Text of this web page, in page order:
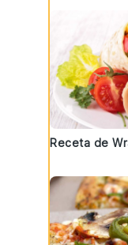
Receta de